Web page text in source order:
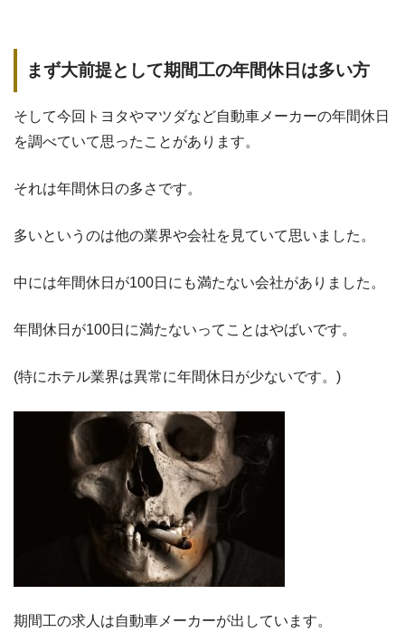
まず大前提として期間工の年間休日は多い方
そして今回トヨタやマツダなど自動車メーカーの年間休日
を調べていて思ったことがあります。
それは年間休日の多さです。
多いというのは他の業界や会社を見ていて思いました。
中には年間休日が100日にも満たない会社がありました。
年間休日が100日に満たないってことはやばいです。
(特にホテル業界は異常に年間休日が少ないです。)
期間工の求人は自動車メーカーが出しています。